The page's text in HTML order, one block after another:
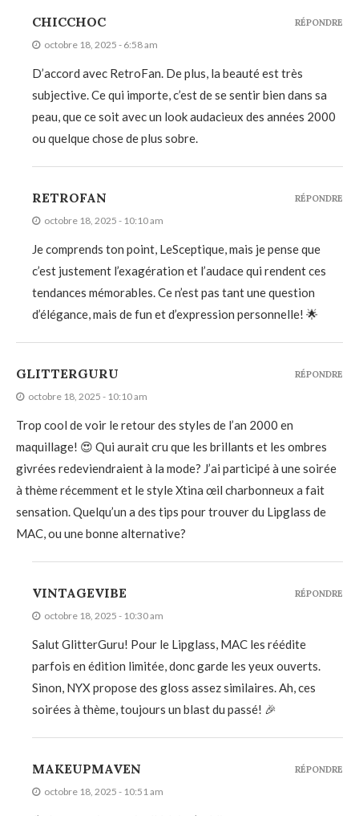
CHICCHOC
octobre 18, 2025 - 6:58 am
D’accord avec RetroFan. De plus, la beauté est très
subjective. Ce qui importe, c’est de se sentir bien dans sa
peau, que ce soit avec un look audacieux des années 2000
ou quelque chose de plus sobre.
RÉPONDRE
RETROFAN
octobre 18, 2025 - 10:10 am
Je comprends ton point, LeSceptique, mais je pense que
c’est justement l’exagération et l’audace qui rendent ces
tendances mémorables. Ce n’est pas tant une question
d’élégance, mais de fun et d’expression personnelle! 🌟
RÉPONDRE
GLITTERGURU
octobre 18, 2025 - 10:10 am
Trop cool de voir le retour des styles de l’an 2000 en
maquillage! 😍 Qui aurait cru que les brillants et les ombres
givrées redeviendraient à la mode? J’ai participé à une soirée
à thème récemment et le style Xtina œil charbonneux a fait
sensation. Quelqu’un a des tips pour trouver du Lipglass de
MAC, ou une bonne alternative?
RÉPONDRE
VINTAGEVIBE
octobre 18, 2025 - 10:30 am
Salut GlitterGuru! Pour le Lipglass, MAC les réédite
parfois en édition limitée, donc garde les yeux ouverts.
Sinon, NYX propose des gloss assez similaires. Ah, ces
soirées à thème, toujours un blast du passé! 🎉
RÉPONDRE
MAKEUPMAVEN
octobre 18, 2025 - 10:51 am
RÉPONDRE